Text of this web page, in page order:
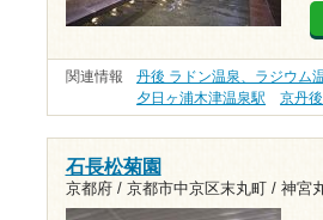
関連情報 丹後 ラドン温泉、ラジウム
夕日ヶ浦木津温泉駅
京丹
石長松菊園
京都府 / 京都市中京区末丸町 / 神宮